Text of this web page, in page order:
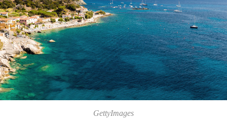
GettyImages